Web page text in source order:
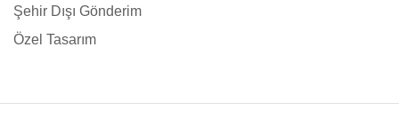
Şehir Dışı Gönderim
Özel Tasarım